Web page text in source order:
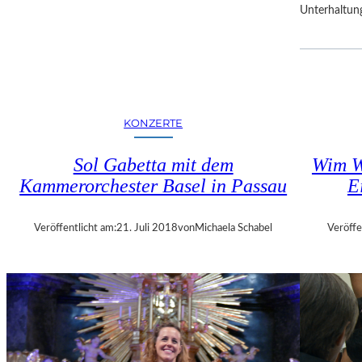
R
E
L
E
KONZERTE
Sol Gabetta mit dem
Kammerorchester Basel in Passau
Veröffentlicht am:21. Juli 2018vonMichaela Schabel
Wim